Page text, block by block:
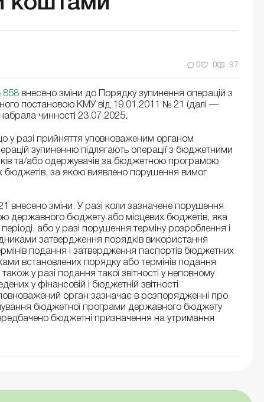
0 0 97
858 внесено зміни до Порядку зупинення операцій з
постановою КМУ від 19.01.2011 № 21 (далі —
чинності 23.07.2025.
у разі прийняття уповноваженим органом
зупиненню підлягають операції з бюджетними
та/або одержувачів за бюджетною програмою
бюджетів, за якою виявлено порушення вимог
зміни. У разі коли зазначене порушення
державного бюджету або місцевих бюджетів, яка
або у разі порушення терміну розроблення і
затвердження порядків використання
подання і затвердження паспортів бюджетних
встановлених порядку або термінів подання
також у разі подання такої звітності у неповному
у фінансовій і бюджетній звітності
орган зазначає в розпорядженні про
бюджетної програми державного бюджету
бюджетні призначення на утримання